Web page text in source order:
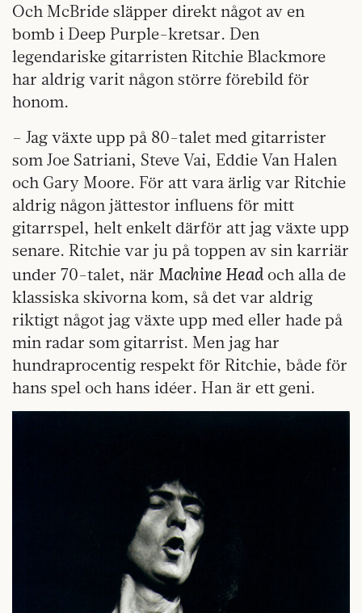
Och McBride släpper direkt något av en
bomb i Deep Purple-kretsar. Den
legendariske gitarristen Ritchie Blackmore
har aldrig varit någon större förebild för
honom.
– Jag växte upp på 80-talet med gitarrister
som Joe Satriani, Steve Vai, Eddie Van Halen
och Gary Moore. För att vara ärlig var Ritchie
aldrig någon jättestor influens för mitt
gitarrspel, helt enkelt därför att jag växte upp
senare. Ritchie var ju på toppen av sin karriär
under 70-talet, när Machine Headoch alla de
klassiska skivorna kom, så det var aldrig
riktigt något jag växte upp med eller hade på
min radar som gitarrist. Men jag har
hundraprocentig respekt för Ritchie, både för
hans spel och hans idéer. Han är ett geni.